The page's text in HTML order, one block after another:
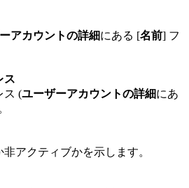
アカウントの詳細にある [名前] フ
ス
ス (ユーザーアカウントの詳細にあ
アクティブかを示します。